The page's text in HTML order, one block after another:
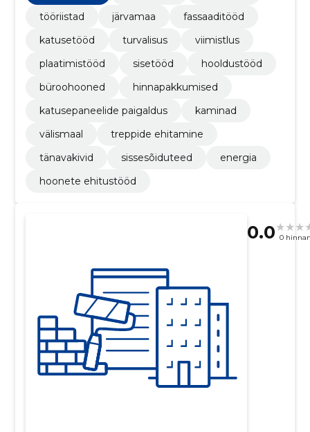
tööriistad
järvamaa
fassaaditööd
katusetööd
turvalisus
viimistlus
plaatimistööd
sisetööd
hooldustööd
büroohooned
hinnapakkumised
katusepaneelide paigaldus
kaminad
välismaal
treppide ehitamine
tänavakivid
sissesõiduteed
energia
hoonete ehitustööd
0.0 0